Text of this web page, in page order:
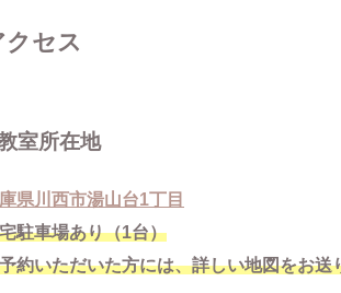
クセス
室所在地
県川西市湯山台1丁目
駐車場あり（1台）
約いただいた方には、詳しい地図をお送